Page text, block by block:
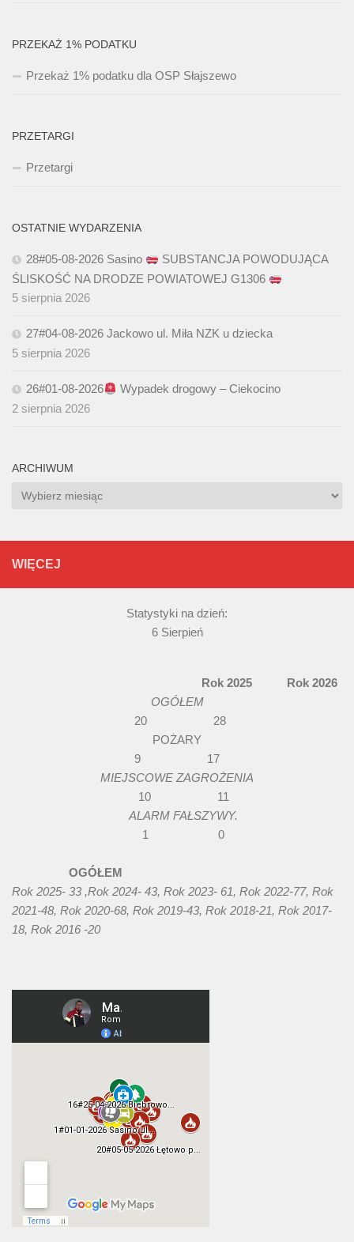
PRZEKAŻ 1% PODATKU
Przekaż 1% podatku dla OSP Słajszewo
PRZETARGI
Przetargi
OSTATNIE WYDARZENIA
28#05-08-2026 Sasino
SUBSTANCJA POWODUJĄCA
ŚLISKOŚĆ NA DRODZE POWIATOWEJ G1306
5 sierpnia 2026
27#04-08-2026 Jackowo ul. Miła NZK u dziecka
5 sierpnia 2026
26#01-08-2026
Wypadek drogowy – Ciekocino
2 sierpnia 2026
ARCHIWUM
Archiwum
WIĘCEJ
Statystyki na dzień:
6 Sierpień
Rok 2025 Rok 2026
OGÓŁEM
20 28
POŻARY
9 17
MIEJSCOWE ZAGROŻENIA
10 11
ALARM FAŁSZYWY.
1 0
OGÓŁEM
Rok 2025- 33 ,Rok 2024- 43, Rok 2023- 61, Rok 2022-77, Rok
2021-48, Rok 2020-68, Rok 2019-43, Rok 2018-21, Rok 2017-
18, Rok 2016 -20